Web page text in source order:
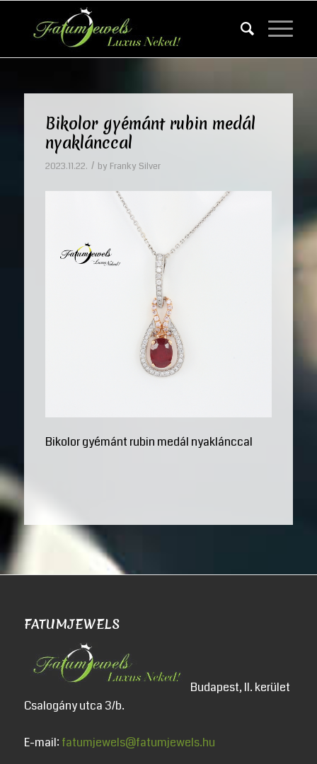
Bikolor gyémánt rubin medál
nyaklánccal
2023.11.22. / by Franky Silver
Bikolor gyémánt rubin medál nyaklánccal
FATUMJEWELS
Budapest, II. kerület
Csalogány utca 3/b.
E-mail: fatumjewels@fatumjewels.hu